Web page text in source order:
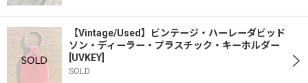
【Vintage/Used】ビンテージ・ハーレーダビッド
ソン・ディーラー・プラスチック・キーホルダー
UVKEY
SOLD